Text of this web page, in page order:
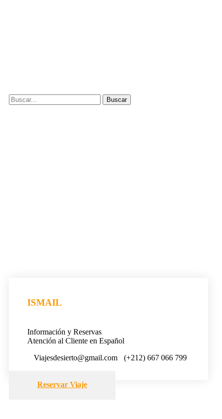
ISMAIL
Información y Reservas
Atención al Cliente en Español
Viajesdesierto@gmail.com
(+212) 667 066 799
Reservar Viaje